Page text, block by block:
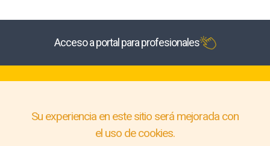
Acceso a portal para profesionales
Su experiencia en este sitio será mejorada con
el uso de cookies.